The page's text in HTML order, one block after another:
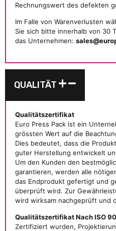
Rechnungswert des defekten
Im Falle von Warenverlusten
Sie sich bitte innerhalb von 30
das Unternehmen:
QUALITÄT
Qualitätszertifikat
Euro Press Pack ist ein
grössten Wert auf die
Dies bedeutet, dass die
guter Herstellung entwickelt
Um den Kunden den
garantieren, werden alle
das Endprodukt gefertigt und
überprüft wird. Zur
wird wirksam nachgeprüft und
Qualitätszertifikat Nach ISO
Zertifiziert wurden,